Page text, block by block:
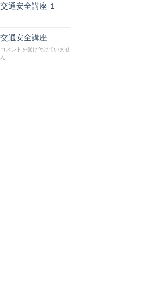
交通安全講座 １
交通安全講座
交
通
コメントを受け付けていませ
ん